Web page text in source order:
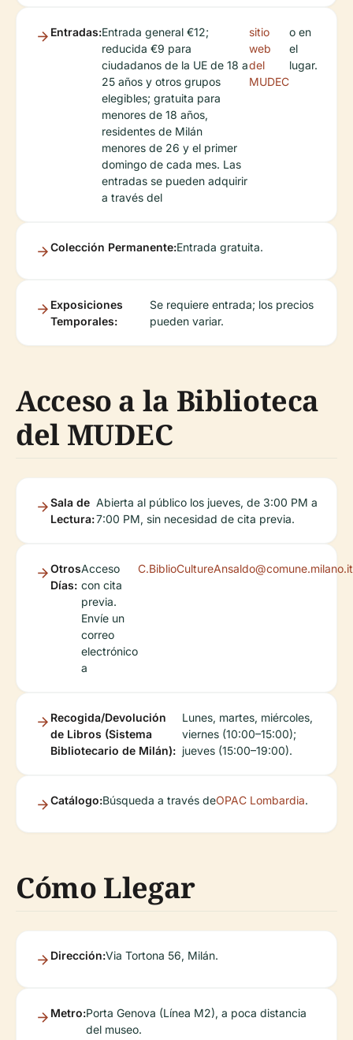
Entradas:Entrada general €12;
reducida €9 para
ciudadanos de la UE de 18 a
25 años y otros grupos
elegibles; gratuita para
menores de 18 años,
residentes de Milán
menores de 26 y el primer
domingo de cada mes. Las
entradas se pueden adquirir
a través del
sitio
web
del
MUDEC
o en
el
lugar.
Colección Permanente:Entrada gratuita.
Exposiciones
Temporales:
Se requiere entrada; los precios
pueden variar.
Acceso a la Biblioteca
del MUDEC
Sala de
Lectura:
Abierta al público los jueves, de 3:00 PM a
7:00 PM, sin necesidad de cita previa.
Otros
Días:
Acceso
con cita
previa.
Envíe un
correo
electrónico
a
C.BiblioCultureAnsaldo@comune.milano.it
Recogida/Devolución
de Libros (Sistema
Bibliotecario de Milán):
Lunes, martes, miércoles,
viernes (10:00–15:00);
jueves (15:00–19:00).
Catálogo:Búsqueda a través deOPAC Lombardia.
Cómo Llegar
Dirección:Via Tortona 56, Milán.
Metro:Porta Genova (Línea M2), a poca distancia
del museo.